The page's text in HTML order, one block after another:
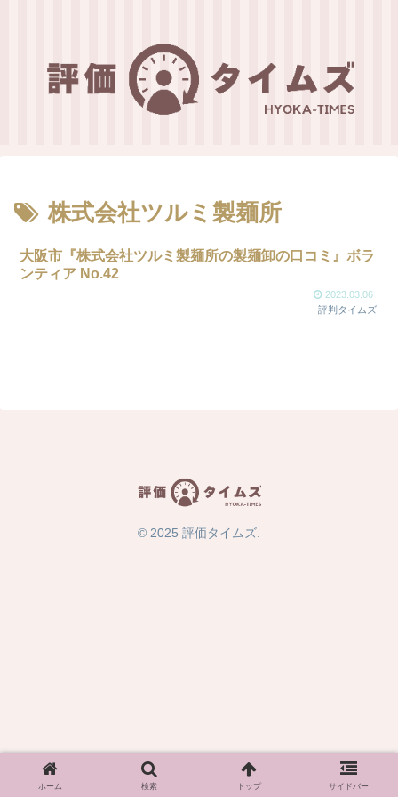
株式会社ツルミ製麺所
大阪市『株式会社ツルミ製麺所の製麺卸の口コミ』ボラ
ンティア No.42
2023.03.06
評判タイムズ
© 2025 評価タイムズ.
ホーム 検索 トップ サイドバー